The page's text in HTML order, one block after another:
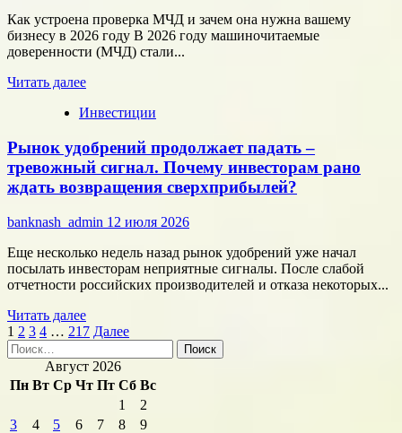
Как устроена проверка МЧД и зачем она нужна вашему
бизнесу в 2026 году В 2026 году машиночитаемые
доверенности (МЧД) стали...
Читать далееПрочитать
о
устроена
проверка
МЧД
и
она
вашему
бизнесу
в
году
Инвестиции
Рынок удобрений продолжает падать –
тревожный сигнал. Почему инвесторам рано
ждать возвращения сверхприбылей?
banknash_admin 12 июля 2026
Еще несколько недель назад рынок удобрений уже начал
посылать инвесторам неприятные сигналы. После слабой
отчетности российских производителей и отказа некоторых...
Читать далееПрочитать
больше
Рынок
удобрений
продолжает
падать
Пагинация
записей
1 2 3 4 … 217 Далее
Найти:
Август 2026
Пн Вт Ср Чт Пт Сб Вс
1
2
3
4 5 6 7 8
9